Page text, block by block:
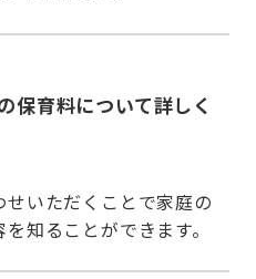
保育料について詳しく
いただくことで家庭の
知ることができます。